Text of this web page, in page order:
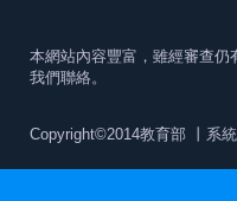
本網站內容豐富，雖經審查仍
我們聯絡。
Copyright©2014教育部 丨系